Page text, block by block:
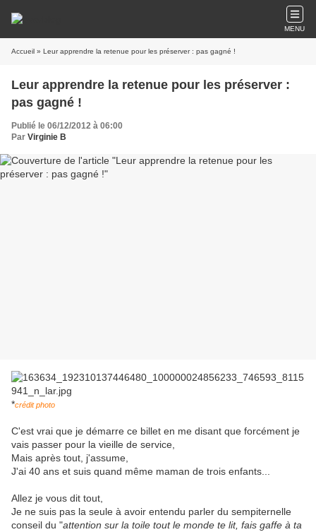
MENU
Accueil » Leur apprendre la retenue pour les préserver : pas gagné !
Leur apprendre la retenue pour les préserver :
pas gagné !
Publié le 06/12/2012 à 06:00
Par Virginie B
*crédit photo
C'est vrai que je démarre ce billet en me disant que forcément je
vais passer pour la vieille de service,
Mais après tout, j'assume,
J'ai 40 ans et suis quand même maman de trois enfants...
Allez je vous dit tout,
Je ne suis pas la seule à avoir entendu parler du sempiternelle
conseil du "attention sur la toile tout le monde te lit, fais gaffe à ta